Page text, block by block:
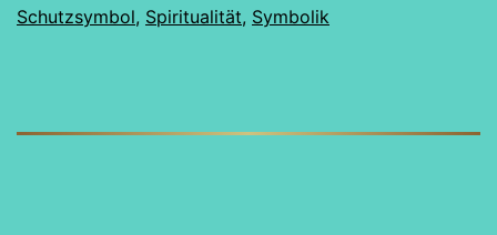
Schutzsymbol, Spiritualität, Symbolik